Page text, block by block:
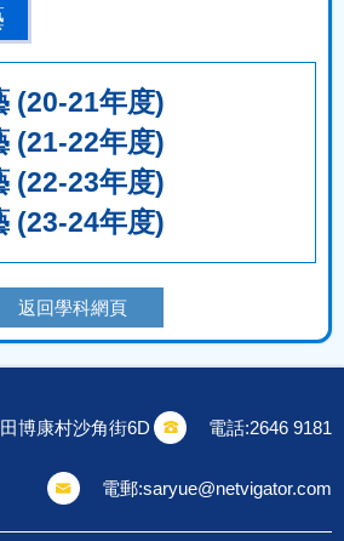
(20-21年度)
(21-22年度)
(22-23年度)
(23-24年度)
返回學科網頁
博康村沙角街6D 電話:2646 9181
電郵:saryue@netvigator.com